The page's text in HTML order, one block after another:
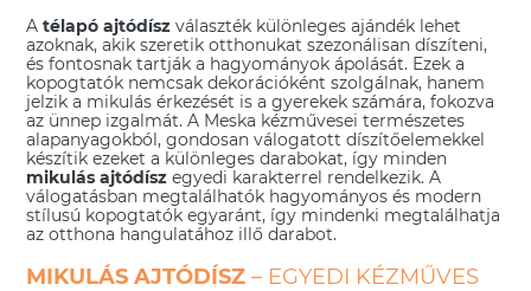
Atélapó ajtódísz választék különleges ajándék lehet
azoknak, akik szeretik otthonukat szezonálisan díszíteni,
és fontosnak tartják a hagyományok ápolását. Ezek a
kopogtatók nemcsak dekorációként szolgálnak, hanem
jelzik a mikulás érkezését is a gyerekek számára, fokozva
az ünnep izgalmát. A Meska kézművesei természetes
alapanyagokból, gondosan válogatott díszítőelemekkel
készítik ezeket a különleges darabokat, így minden
mikulás ajtódísz egyedi karakterrel rendelkezik. A
válogatásban megtalálhatók hagyományos és modern
stílusú kopogtatók egyaránt, így mindenki megtalálhatja
az otthona hangulatához illő darabot.
MIKULÁS AJTÓDÍSZ – EGYEDI KÉZMŰVES